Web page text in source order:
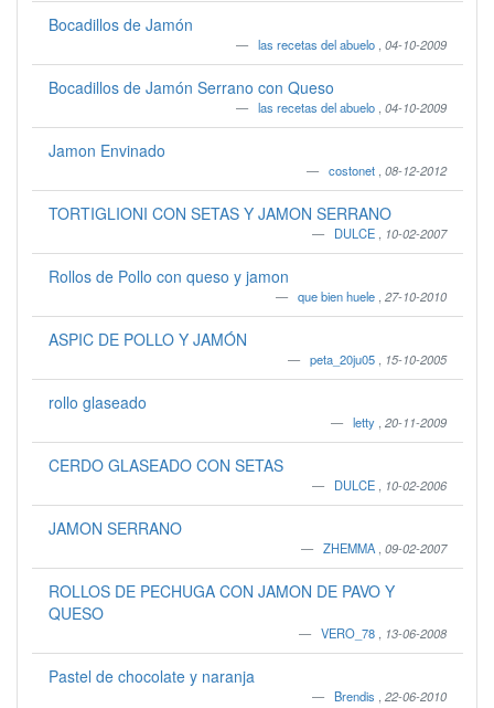
Bocadillos de Jamón
las recetas del abuelo 04-10-2009
Bocadillos de Jamón Serrano con Queso
las recetas del abuelo 04-10-2009
Jamon Envinado
costonet 08-12-2012
TORTIGLIONI CON SETAS Y JAMON SERRANO
DULCE 10-02-2007
Rollos de Pollo con queso y jamon
que bien huele 27-10-2010
ASPIC DE POLLO Y JAMÓN
peta_20ju05 15-10-2005
rollo glaseado
letty 20-11-2009
CERDO GLASEADO CON SETAS
DULCE 10-02-2006
JAMON SERRANO
ZHEMMA 09-02-2007
ROLLOS DE PECHUGA CON JAMON DE PAVO Y
QUESO
VERO_78 13-06-2008
Pastel de chocolate y naranja
Brendis 22-06-2010